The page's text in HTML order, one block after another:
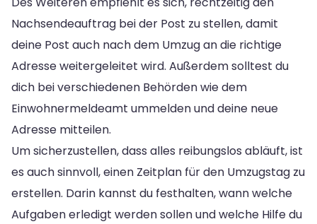
Nachsendeauftrag bei der Post zu stellen, damit
deine Post auch nach dem Umzug an die richtige
Adresse weitergeleitet wird. Außerdem solltest du
dich bei verschiedenen Behörden wie dem
Einwohnermeldeamt ummelden und deine neue
Adresse mitteilen.
Um sicherzustellen, dass alles reibungslos abläuft, ist
es auch sinnvoll, einen Zeitplan für den Umzugstag zu
erstellen. Darin kannst du festhalten, wann welche
Aufgaben erledigt werden sollen und welche Hilfe du